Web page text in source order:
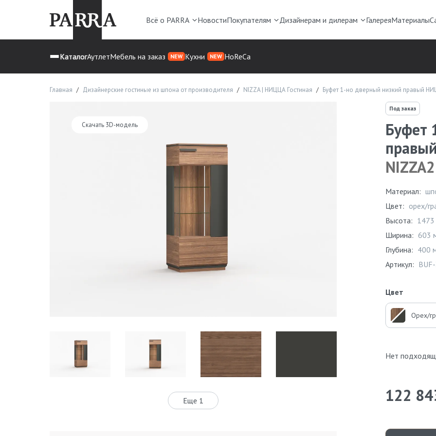
Всё о PARRA НовостиПокупателям Дизайнерам и дилерам ГалереяМатериалы
КаталогАутлетМебель на заказ NEW Кухни NEW HoReCa
Главная Дизайнерские гостиные из шпона от производителя NIZZA | НИЦЦА Гостиная Буфет 1-но дверный низкий правый
Скачать 3D-модель
Еще 1
Под заказ
Буфет
NIZZA2
Материал:
Цвет: орех/
Высота:
Ширина: 603
Глубина: 400
Артикул:
Цвет
Орех/
Нет
122